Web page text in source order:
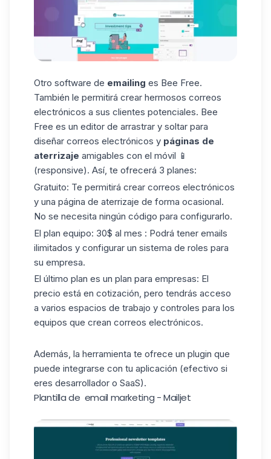
Otro software de emailing es Bee Free.
También le permitirá crear hermosos correos
electrónicos a sus clientes potenciales. Bee
Free es un editor de arrastrar y soltar para
diseñar correos electrónicos y páginas de
aterrizaje amigables con el móvil 📱
(responsive). Así, te ofrecerá 3 planes:
Gratuito: Te permitirá crear correos electrónicos
y una página de aterrizaje de forma ocasional.
No se necesita ningún código para configurarlo.
El plan equipo: 30$ al mes : Podrá tener emails
ilimitados y configurar un sistema de roles para
su empresa.
El último plan es un plan para empresas: El
precio está en cotización, pero tendrás acceso
a varios espacios de trabajo y controles para los
equipos que crean correos electrónicos.
Además, la herramienta te ofrece un plugin que
puede integrarse con tu aplicación (efectivo si
eres desarrollador o SaaS).
Plantilla de email marketing - Mailjet